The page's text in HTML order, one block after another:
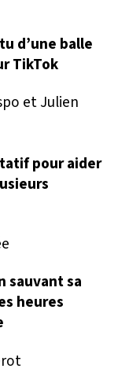
d’une balle
TikTok
pour aider
sauvant sa
heures